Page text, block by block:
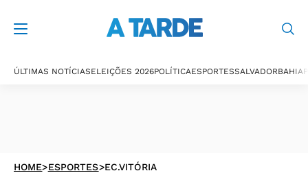
ÚLTIMAS NOTÍCIASELEIÇÕES 2026POLÍTICAESPORTESSALVADORBAHIA
HOME>ESPORTES>EC.VITÓRIA